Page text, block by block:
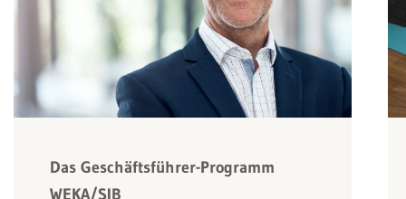
Das Geschäftsführer-Programm
WEKA/SIB